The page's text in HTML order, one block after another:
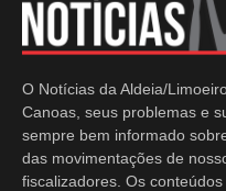
O Notícias da Aldeia/
Canoas, seus problemas e
sempre bem informado
das movimentações de
fiscalizadores. Os